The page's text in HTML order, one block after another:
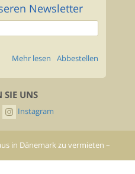
Newsletter
Abbestellen
Mehr lesen
SIE UNS
Instagram
in Dänemark zu vermieten –